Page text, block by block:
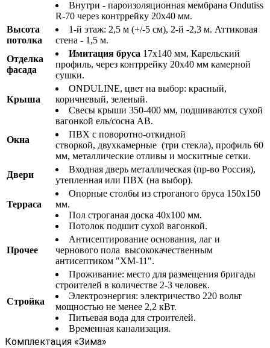
Внутри - пароизоляционная мембрана Ondutiss
R-70 через контррейку 20х40 мм.
Высота
потолка
1-й этаж: 2,5 м (+/-5 см), 2-й -2,3 м. Аттиковая
стена - 1,5 м.
Отделка
фасада
Имитация бруса 17х140 мм, Карельский
профиль, через контррейку 20х40 мм камерной
сушки.
Крыша
ONDULINE, цвет на выбор: красный,
коричневый, зеленый.
Свесы крыши 350-400 мм, подшиваются сухой
вагонкой ель/сосна АВ.
Окна
ПВХ с поворотно-откидной
створкой, двухкамерные (три стекла), профиль 60
мм, металлические отливы и москитные сетки.
Двери
Входная дверь металлическая (пр-во Россия),
утепленная или ПВХ (на выбор).
Терраса
Опорные столбы из строганого бруса 150х150
мм.
Пол строганая доска 40х100 мм.
Потолок подшит сухой вагонкой.
Прочее
Антисептирование основания, лаг и
чернового пола высококачественным
антисептиком "ХМ-11".
Стройка
Проживание: место для размещения бригады
строителей в количестве 2-3 человек.
Электроэнергия: электричество 220 вольт
мощностью не менее 2,2 кВт.
Питьевая вода для строителей.
Временная канализация.
Комплектация «Зима»